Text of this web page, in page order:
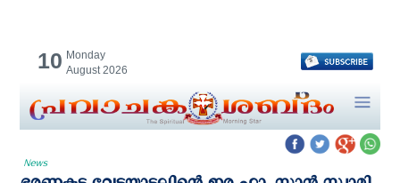
10 Monday
August 2026
News